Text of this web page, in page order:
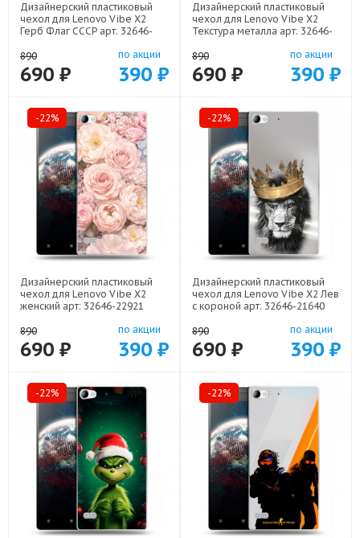
Дизайнерский пластиковый
чехол для Lenovo Vibe X2
Герб Флаг СССР арт: 32646-
890
690 ₽
по акции
390 ₽
Дизайнерский пластиковый
чехол для Lenovo Vibe X2
Текстура металла арт: 32646-
890
690 ₽
по акции
390 ₽
-22%
Дизайнерский пластиковый
чехол для Lenovo Vibe X2
женский арт: 32646-22921
890
690 ₽
по акции
390 ₽
-22%
Дизайнерский пластиковый
чехол для Lenovo Vibe X2 Лев
с короной арт: 32646-21640
890
690 ₽
по акции
390 ₽
-22% -22%